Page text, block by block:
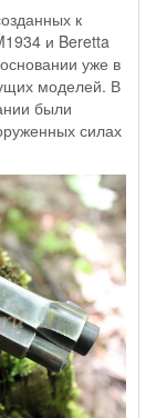
к
и Beretta
уже в
моделей. В
были
силах